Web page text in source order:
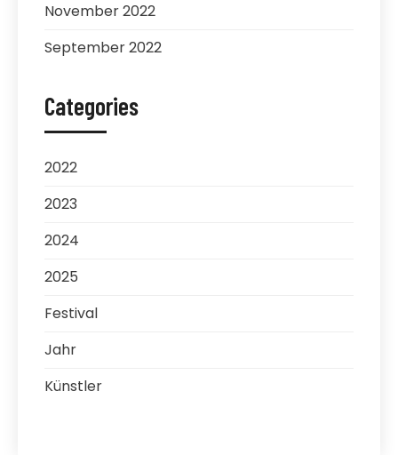
November 2022
September 2022
Categories
2022
2023
2024
2025
Festival
Jahr
Künstler